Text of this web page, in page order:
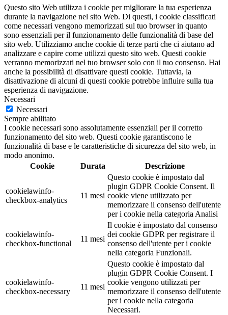
Questo sito Web utilizza i cookie per migliorare la tua esperienza
durante la navigazione nel sito Web. Di questi, i cookie classificati
come necessari vengono memorizzati sul tuo browser in quanto
sono essenziali per il funzionamento delle funzionalità di base del
sito web. Utilizziamo anche cookie di terze parti che ci aiutano ad
analizzare e capire come utilizzi questo sito web. Questi cookie
verranno memorizzati nel tuo browser solo con il tuo consenso. Hai
anche la possibilità di disattivare questi cookie. Tuttavia, la
disattivazione di alcuni di questi cookie potrebbe influire sulla tua
esperienza di navigazione.
Necessari
Necessari
Sempre abilitato
I cookie necessari sono assolutamente essenziali per il corretto
funzionamento del sito web. Questi cookie garantiscono le
funzionalità di base e le caratteristiche di sicurezza del sito web, in
modo anonimo.
Cookie
Durata Descrizione
cookielawinfo-
checkbox-analytics
11 mesi
Questo cookie è impostato dal
plugin GDPR Cookie Consent. Il
cookie viene utilizzato per
memorizzare il consenso dell'utente
per i cookie nella categoria Analisi
cookielawinfo-
checkbox-functional
11 mesi
Il cookie è impostato dal consenso
dei cookie GDPR per registrare il
consenso dell'utente per i cookie
nella categoria Funzionali.
cookielawinfo-
checkbox-necessary
11 mesi
Questo cookie è impostato dal
plugin GDPR Cookie Consent. I
cookie vengono utilizzati per
memorizzare il consenso dell'utente
per i cookie nella categoria
Necessari.